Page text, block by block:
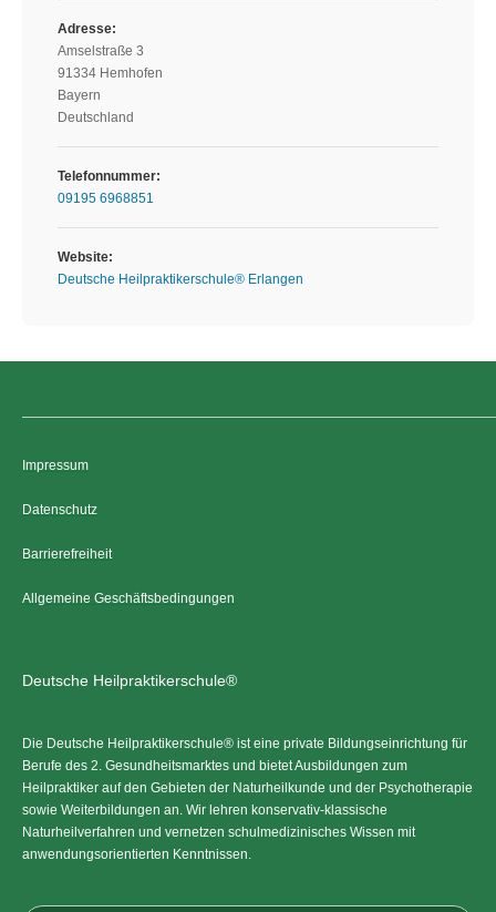
Adresse:
Amselstraße 3
91334 Hemhofen
Bayern
Deutschland
Telefonnummer:
09195 6968851
Website:
Deutsche Heilpraktikerschule® Erlangen
Impressum
Datenschutz
Barrierefreiheit
Allgemeine Geschäftsbedingungen
Deutsche Heilpraktikerschule®
Die Deutsche Heilpraktikerschule® ist eine private Bildungseinrichtung für
Berufe des 2. Gesundheitsmarktes und bietet Ausbildungen zum
Heilpraktiker auf den Gebieten der Naturheilkunde und der Psychotherapie
sowie Weiterbildungen an. Wir lehren konservativ-klassische
Naturheilverfahren und vernetzen schulmedizinisches Wissen mit
anwendungsorientierten Kenntnissen.